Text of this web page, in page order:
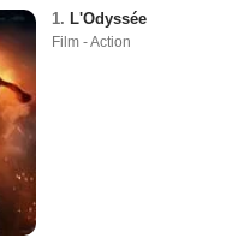
1. L'Odyssée
Film - Action